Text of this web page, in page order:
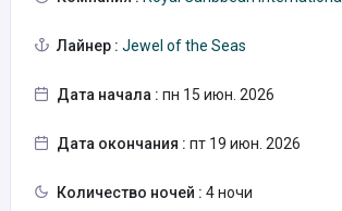
Лайнер : Jewel of the Seas
Дата начала : пн 15 июн. 2026
Дата окончания : пт 19 июн. 2026
Количество ночей : 4 ночи